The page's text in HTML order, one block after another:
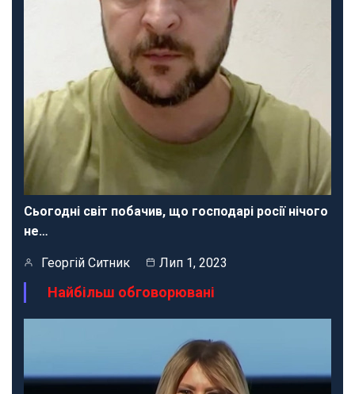
Сьогодні світ побачив, що господарі росії нічого
не…
Георгій Ситник Лип 1, 2023
Найбільш обговорювані